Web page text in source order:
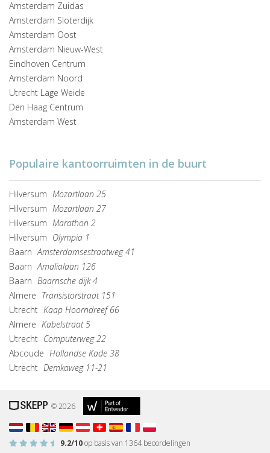
Amsterdam Zuidas
Amsterdam Sloterdijk
Amsterdam Oost
Amsterdam Nieuw-West
Eindhoven Centrum
Amsterdam Noord
Utrecht Lage Weide
Den Haag Centrum
Amsterdam West
Populaire kantoorruimten in de buurt
Hilversum Mozartlaan 25
Hilversum Mozartlaan 27
Hilversum Marathon 2
Hilversum Olympia 1
Baarn Amsterdamsestraatweg 41
Baarn Amalialaan 126
Baarn Baarnsche dijk 4
Almere Transistorstraat 151
Utrecht Kaap Hoorndreef 66
Almere Kabelstraat 5
Utrecht Computerweg 22
Abcoude Hollandse Kade 38
Utrecht Demkaweg 11-21
© 2026
9.2/10op basis van 1364beoordelingen